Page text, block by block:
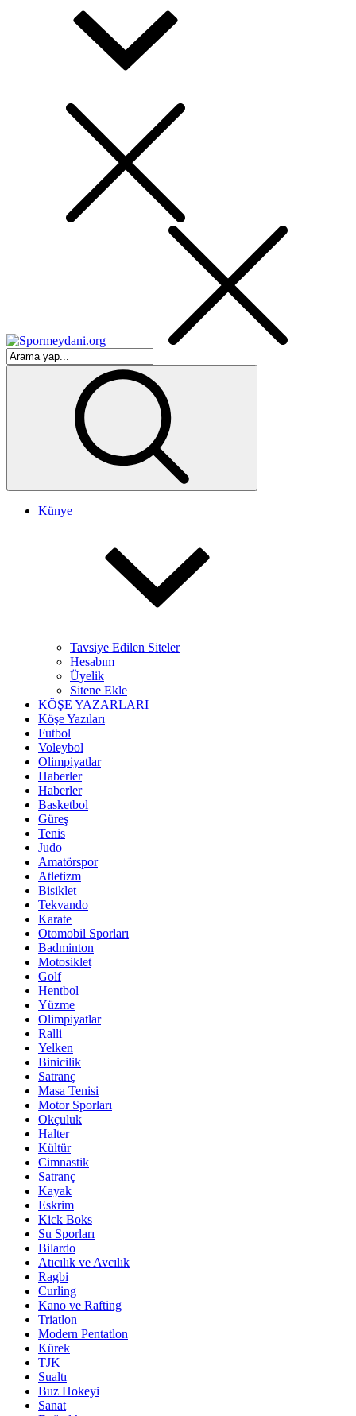
Künye
Tavsiye Edilen Siteler
Hesabım
Üyelik
Sitene Ekle
KÖŞE YAZARLARI
Köşe Yazıları
Futbol
Voleybol
Olimpiyatlar
Haberler
Haberler
Basketbol
Güreş
Tenis
Judo
Amatörspor
Atletizm
Bisiklet
Tekvando
Karate
Otomobil Sporları
Badminton
Motosiklet
Golf
Hentbol
Yüzme
Olimpiyatlar
Ralli
Yelken
Binicilik
Satranç
Masa Tenisi
Motor Sporları
Okçuluk
Halter
Kültür
Cimnastik
Satranç
Kayak
Eskrim
Kick Boks
Su Sporları
Bilardo
Atıcılık ve Avcılık
Ragbi
Curling
Kano ve Rafting
Triatlon
Modern Pentatlon
Kürek
TJK
Sualtı
Buz Hokeyi
Sanat